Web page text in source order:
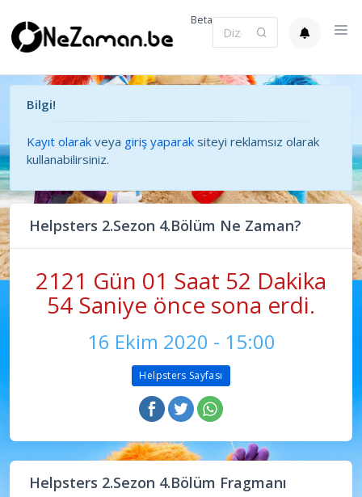
Beta
Bilgi!
Kayıt olarak veya giriş yaparak siteyi reklamsız olarak
kullanabilirsiniz.
Helpsters 2.Sezon 4.Bölüm Ne Zaman?
2121 Gün 01 Saat 52 Dakika
54 Saniye önce sona erdi.
16 Ekim 2020 - 15:00
Helpsters Sayfası
Helpsters 2.Sezon 4.Bölüm Fragmanı